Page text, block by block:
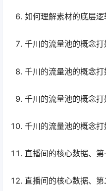
如何理解素材的底层逻
千川的流量池的概念打
千川的流量池的概念
千川的流量池的概念
千川的流量池的概念
直播间的核心数据、
直播间的核心数据、